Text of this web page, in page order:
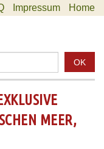
Impressum Home
OK
MEER,